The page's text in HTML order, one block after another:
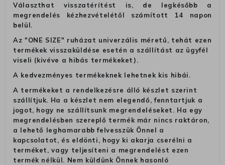
Választhat visszatérítést is, de legkésőbb a
megrendelés kézhezvételétől számított 14 napon
belül.
Az "ONE SIZE" ruházat univerzális méretű, tehát ezen
termékek visszaküldése esetén a szállítást az ügyfél
viseli (kivéve a hibás termékeket).
A kedvezményes termékeknek lehetnek kis hibái.
A termékeket a rendelkezésre álló készlet szerint
szállítjuk. Ha a készlet nem elegendő, fenntartjuk a
jogot, hogy ne szállítsunk megrendeléseket. Ha egy
megrendelésben szereplő termék már nincs raktáron,
a lehető leghamarabb felvesszük Önnel a
kapcsolatot, és eldönti, hogy ki akarja cserélni a
terméket, vagy teljesíteni a megrendelést ezen
termék nélkül. Nem küldünk Önnek hasonló